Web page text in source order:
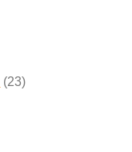
(23)